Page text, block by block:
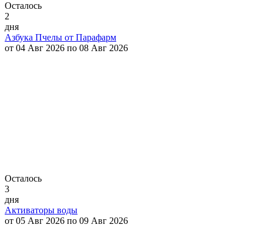
Осталось
2
дня
Азбука Пчелы от Парафарм
от 04 Авг 2026 по 08 Авг 2026
Осталось
3
дня
Активаторы воды
от 05 Авг 2026 по 09 Авг 2026